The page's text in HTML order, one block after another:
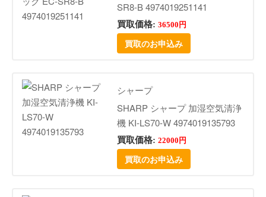
SR8-B 4974019251141
買取価格: 36500円
買取のお申込み
シャープ
SHARP シャープ 加湿空気清浄
機 KI-LS70-W 4974019135793
買取価格: 22000円
買取のお申込み